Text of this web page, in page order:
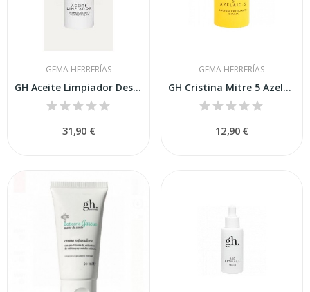
GEMA HERRERÍAS
GH Aceite Limpiador Desmaquillante Rostro y...
31,90 €
GEMA HERRERÍAS
GH Cristina Mitre 5 Azelaic S Minitalla 50ml
12,90 €